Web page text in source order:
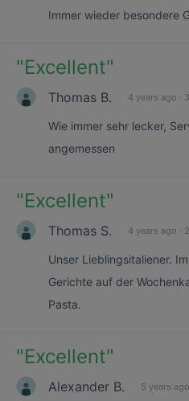
Immer wieder besondere
"Excellent"
Thomas B. 4 years ago ·
Wie immer sehr lecker,
angemessen
"Excellent"
Thomas S. 4 years ago ·
Unser Lieblingsitaliener.
Gerichte auf der
Pasta.
"Excellent"
Alexander B. 5 years ago